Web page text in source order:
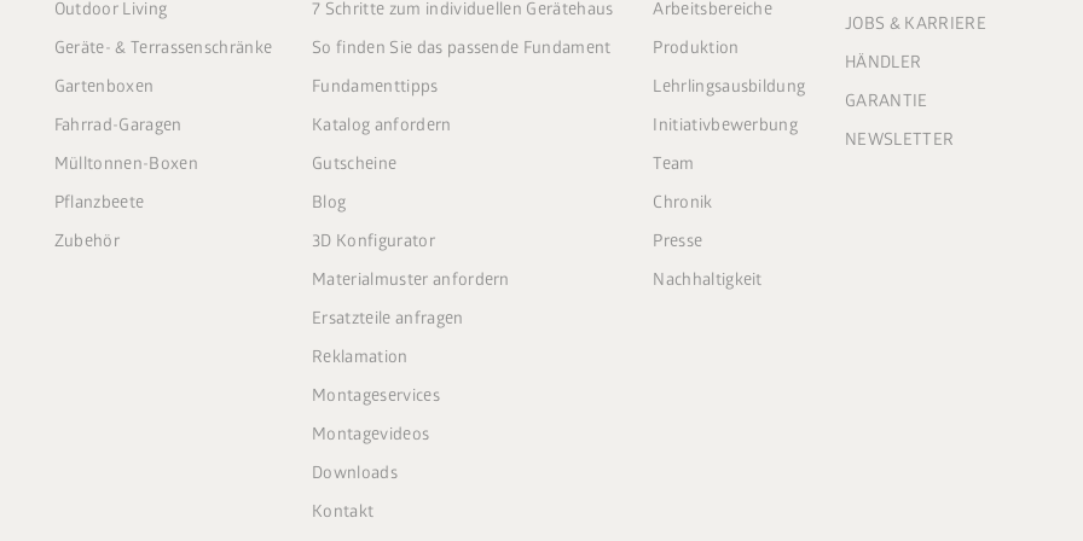
Outdoor Living
Geräte- & Terrassenschränke
Gartenboxen
Fahrrad-Garagen
Mülltonnen-Boxen
Pflanzbeete
Zubehör
7 Schritte zum individuellen Gerätehaus
So finden Sie das passende Fundament
Fundamenttipps
Katalog anfordern
Gutscheine
Blog
3D Konfigurator
Materialmuster anfordern
Ersatzteile anfragen
Reklamation
Montageservices
Montagevideos
Downloads
Kontakt
Arbeitsbereiche
Produktion
Lehrlingsausbildung
Initiativbewerbung
Team
Chronik
Presse
Nachhaltigkeit
JOBS & KARRIERE
HÄNDLER
GARANTIE
NEWSLETTER